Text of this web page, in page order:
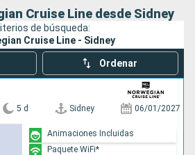
Cruise Line desde Sidney
de búsqueda:
Cruise Line - Sidney
Ordenar
5 d Sidney 06/01/2027
Animaciones Incluidas
Paquete WiFi*